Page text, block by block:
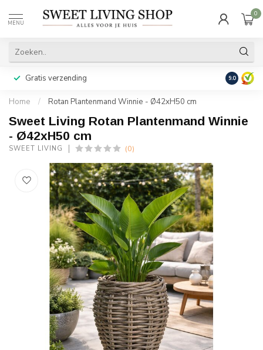
MENU
0
Gratis verzending Achteraf
9.0
Home / Rotan Plantenmand Winnie - Ø42xH50 cm
Sweet Living Rotan Plantenmand Winnie
- Ø42xH50 cm
SWEET LIVING (0)